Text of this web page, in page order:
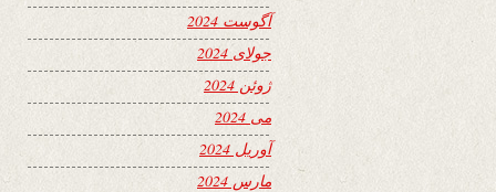
آگوست 2024
جولای 2024
ژوئن 2024
می 2024
آوریل 2024
مارس 2024